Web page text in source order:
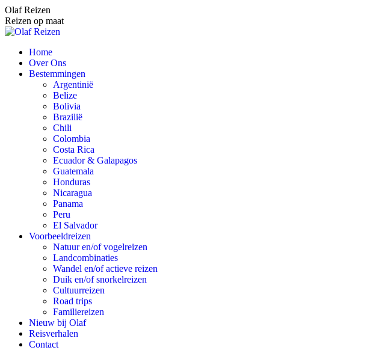
Spring
naar
content
Olaf Reizen
Reizen op maat
Home
Over Ons
Bestemmingen
Argentinië
Belize
Bolivia
Brazilië
Chili
Colombia
Costa Rica
Ecuador & Galapagos
Guatemala
Honduras
Nicaragua
Panama
Peru
El Salvador
Voorbeeldreizen
Natuur en/of vogelreizen
Landcombinaties
Wandel en/of actieve reizen
Duik en/of snorkelreizen
Cultuurreizen
Road trips
Familiereizen
Nieuw bij Olaf
Reisverhalen
Contact